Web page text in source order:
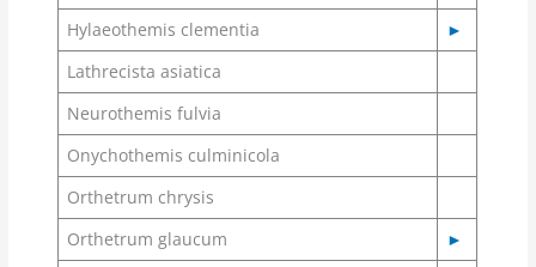
Hylaeothemis clementia
►
Lathrecista asiatica
Neurothemis fulvia
Onychothemis culminicola
Orthetrum chrysis
Orthetrum glaucum
►